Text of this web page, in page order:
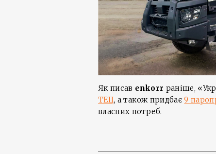
Як писав enkorr раніше,
ТЕЦ, а також придбає9
власних потреб.